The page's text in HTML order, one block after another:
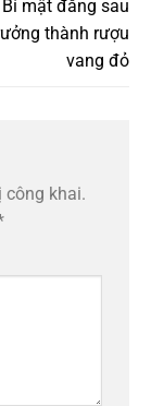
Bí mật đằng sau
thành rượu
vang đỏ
công khai.